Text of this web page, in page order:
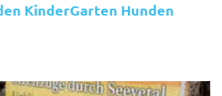
KinderGarten Hunden